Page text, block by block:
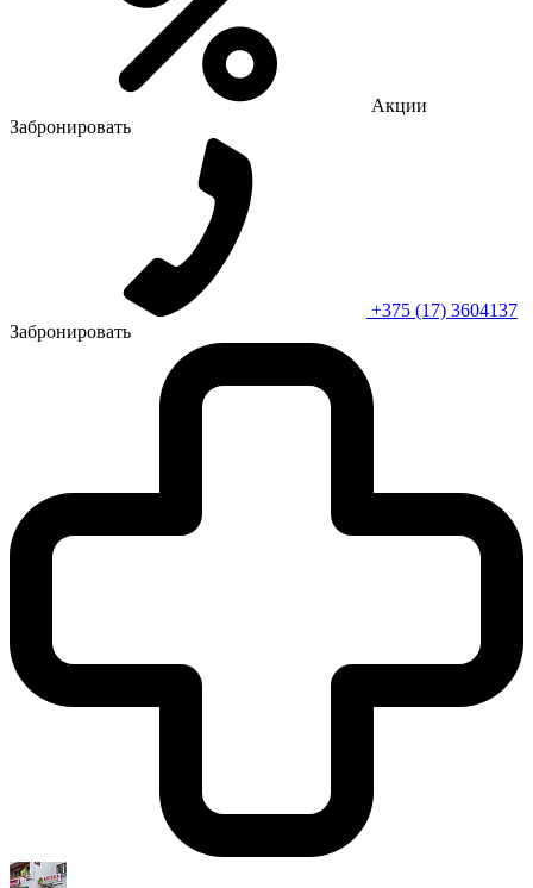
Акции
Забронировать
+375 (17) 3604137
Забронировать